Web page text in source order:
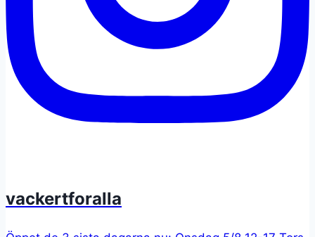
vackertforalla